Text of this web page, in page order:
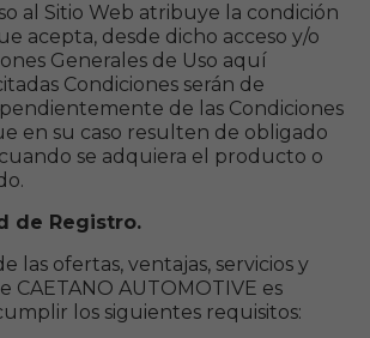
al Sitio Web atribuye la condición
acepta, desde dicho acceso y/o
Generales de Uso aquí
Condiciones serán de
de las Condiciones
en su caso resulten de obligado
se adquiera el producto o
de Registro.
las ofertas, ventajas, servicios y
CAETANO AUTOMOTIVE es
los siguientes requisitos: